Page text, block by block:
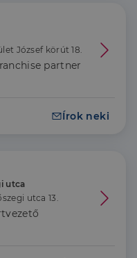
József körút 18.
partner
Írok neki
utca
utca 13.